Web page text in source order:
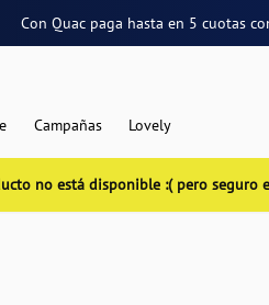
Con Quac paga hasta en 5 cuotas
Campañas Lovely
no está disponible :( pero seguro